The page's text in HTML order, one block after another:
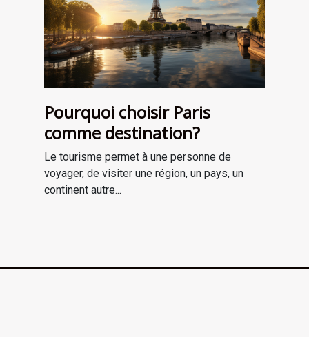
Pourquoi choisir Paris
comme destination?
Le tourisme permet à une personne de
voyager, de visiter une région, un pays, un
continent autre...